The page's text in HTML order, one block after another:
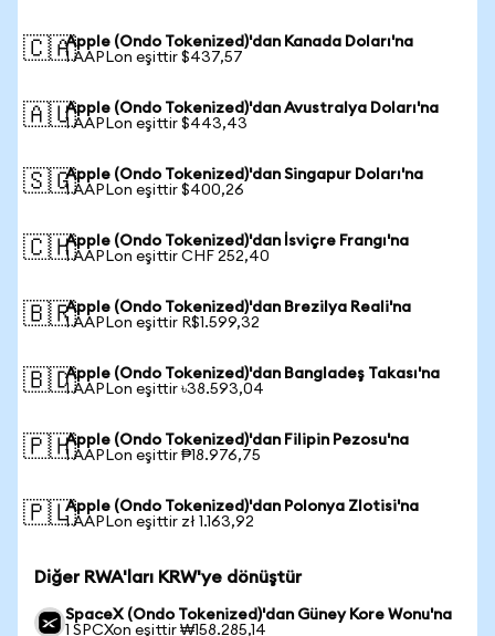
🇨🇦Apple (Ondo Tokenized)'dan Kanada Doları'na
1 AAPLon eşittir $437,57
🇦🇺Apple (Ondo Tokenized)'dan Avustralya Doları'na
1 AAPLon eşittir $443,43
🇸🇬Apple (Ondo Tokenized)'dan Singapur Doları'na
1 AAPLon eşittir $400,26
🇨🇭Apple (Ondo Tokenized)'dan İsviçre Frangı'na
1 AAPLon eşittir CHF 252,40
🇧🇷Apple (Ondo Tokenized)'dan Brezilya Reali'na
1 AAPLon eşittir R$1.599,32
🇧🇩Apple (Ondo Tokenized)'dan Bangladeş Takası'na
1 AAPLon eşittir ৳38.593,04
🇵🇭Apple (Ondo Tokenized)'dan Filipin Pezosu'na
1 AAPLon eşittir ₱18.976,75
🇵🇱Apple (Ondo Tokenized)'dan Polonya Zlotisi'na
1 AAPLon eşittir zł 1.163,92
Diğer RWA'ları KRW'ye dönüştür
SpaceX (Ondo Tokenized)'dan Güney Kore Wonu'na
1 SPCXon eşittir ₩158.285,14